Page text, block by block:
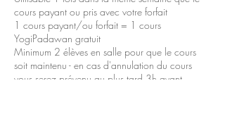
cours payant ou pris avec votre forfait
1 cours payant/ou forfait = 1 cours
YogiPadawan gratuit
Minimum 2 élèves en salle pour que le cours
soit maintenu - en cas d'annulation du cours
vous serez prévenu au plus tard 3h avant.